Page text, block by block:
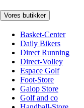
Vores butikker
Basket-Center
Daily Bikers
Direct Running
Direct-Volley
Espace Golf
Foot-Store
Galop Store
Golf and co